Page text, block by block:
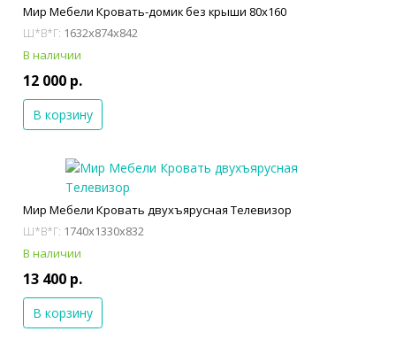
Мир Мебели Кровать-домик без крыши 80х160
Ш*В*Г: 1632x874x842
В наличии
12 000 р.
В корзину
Мир Мебели Кровать двухъярусная Телевизор
Ш*В*Г: 1740x1330x832
В наличии
13 400 р.
В корзину